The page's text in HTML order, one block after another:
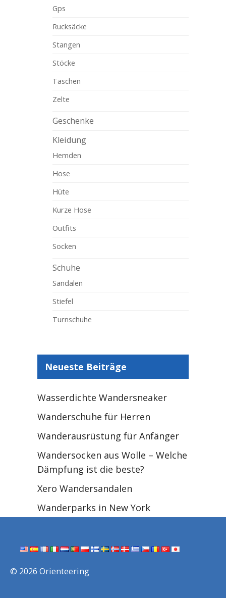
Gps
Rucksäcke
Stangen
Stöcke
Taschen
Zelte
Geschenke
Kleidung
Hemden
Hose
Hüte
Kurze Hose
Outfits
Socken
Schuhe
Sandalen
Stiefel
Turnschuhe
Neueste Beiträge
Wasserdichte Wandersneaker
Wanderschuhe für Herren
Wanderausrüstung für Anfänger
Wandersocken aus Wolle – Welche
Dämpfung ist die beste?
Xero Wandersandalen
Wanderparks in New York
© 2026 Orienteering